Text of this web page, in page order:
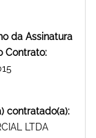
da Assinatura
Contrato:
contratado(a):
LTDA